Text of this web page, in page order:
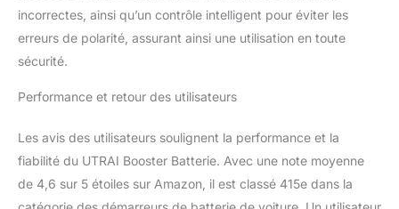
d'urgence, il peut sortir
en pique-nique et en
INTELLIGENTE DES
pinces avec systèmes de
protection intelligents. Il
protège contre les
courts-circuits, les
incorrectes, ainsi qu’un contrôle intelligent pour éviter les
erreurs de polarité, assurant ainsi une utilisation en toute
sécurité.
Performance et retour des utilisateurs
Les avis des utilisateurs soulignent la performance et la
fiabilité du UTRAI Booster Batterie. Avec une note moyenne
de 4,6 sur 5 étoiles sur Amazon, il est classé 415e dans la